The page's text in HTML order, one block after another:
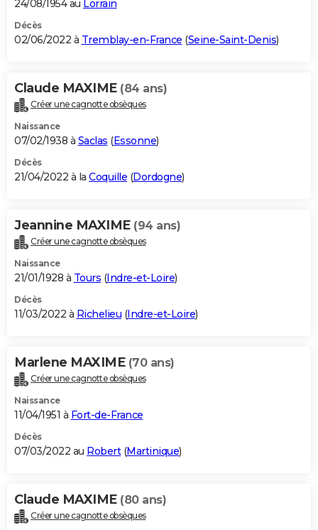
24/08/1954 au Lorrain
Décès
02/06/2022 à Tremblay-en-France (Seine-Saint-Denis)
Claude MAXIME (84 ans)
Créer une cagnotte obsèques
Naissance
07/02/1938 à Saclas (Essonne)
Décès
21/04/2022 à la Coquille (Dordogne)
Jeannine MAXIME (94 ans)
Créer une cagnotte obsèques
Naissance
21/01/1928 à Tours (Indre-et-Loire)
Décès
11/03/2022 à Richelieu (Indre-et-Loire)
Marlene MAXIME (70 ans)
Créer une cagnotte obsèques
Naissance
11/04/1951 à Fort-de-France
Décès
07/03/2022 au Robert(Martinique)
Claude MAXIME (80 ans)
Créer une cagnotte obsèques